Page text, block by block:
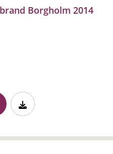
Borgholm 2014